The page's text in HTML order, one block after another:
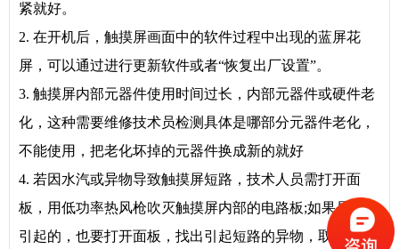
紧就好。
2. 在开机后，触摸屏画面中的软件过程中出现的蓝屏花
屏，可以通过进行更新软件或者“恢复出厂设置”。
3. 触摸屏内部元器件使用时间过长，内部元器件或硬件老
化，这种需要维修技术员检测具体是哪部分元器件老化，
不能使用，把老化坏掉的元器件换成新的就好
4. 若因水汽或异物导致触摸屏短路，技术人员需打开面
板，用低功率热风枪吹灭触摸屏内部的电路板;如果是异物
引起的，也要打开面板，找出引起短路的异物，取出并检